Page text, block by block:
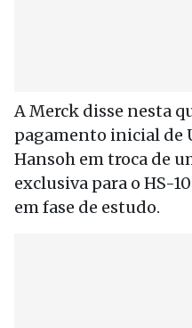
A Merck disse nesta
pagamento inicial de
Hansoh em troca de
exclusiva para o HS-
em fase de estudo.